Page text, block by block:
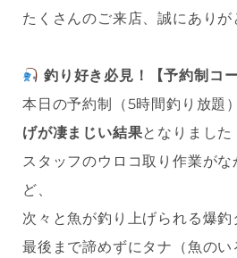
たくさんのご来店、誠にありが
釣り好き必見！【予約制コ
本日の予約制（5時間釣り放題
げが凄まじい結果となりました
スタッフのウロコ取り作業が
ど、
次々と魚が釣り上げられる爆釣
最後まで諦めずにタナ（魚の